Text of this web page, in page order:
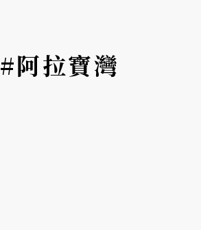
#阿拉寶灣